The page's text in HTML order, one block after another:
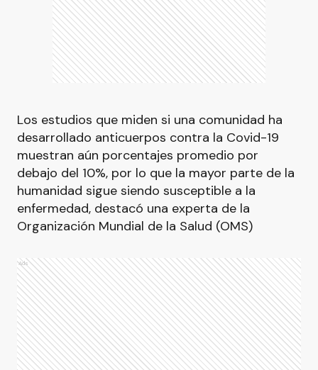
Los estudios que miden si una comunidad ha
desarrollado anticuerpos contra la Covid-19
muestran aún porcentajes promedio por
debajo del 10%, por lo que la mayor parte de la
humanidad sigue siendo susceptible a la
enfermedad, destacó una experta de la
Organización Mundial de la Salud (OMS)
Ads